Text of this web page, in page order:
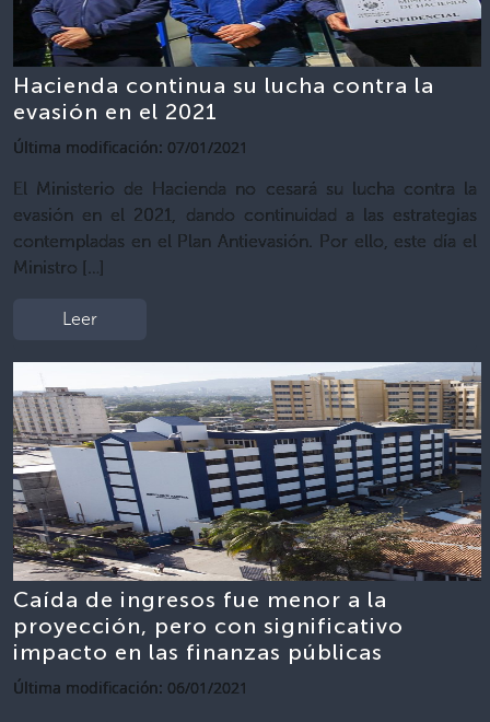
Hacienda continua su lucha contra la
evasión en el 2021
Última modificación: 07/01/2021
El Ministerio de Hacienda no cesará su lucha contra la
evasión en el 2021, dando continuidad a las estrategias
contempladas en el Plan Antievasión. Por ello, este día el
Ministro […]
Leer
Caída de ingresos fue menor a la
proyección, pero con significativo
impacto en las finanzas públicas
Última modificación: 06/01/2021